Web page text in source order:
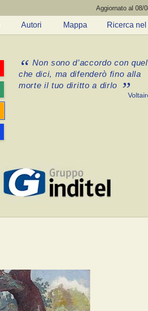
Aggiornato al 08/
Autori Mappa Ricerca
Non sono d’accordo con
che dici, ma difenderò fino alla
morte il tuo diritto a dirlo